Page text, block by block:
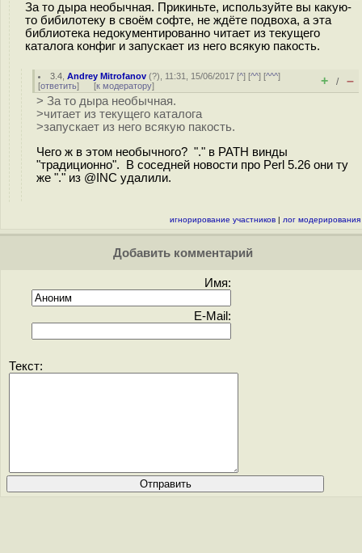
За то дыра необычная. Прикиньте, используйте вы какую-
то бибилотеку в своём софте, не ждёте подвоха, а эта
библиотека недокументированно читает из текущего
каталога конфиг и запускает из него всякую пакость.
3.4 ,Andrey Mitrofanov (?), 11:31, 15/06/2017 [^] [^^] [^^^]
[ответить] [к модератору] + / –
> За то дыра необычная.
>читает из текущего каталога
>запускает из него всякую пакость.
Чего ж в этом необычного? "." в PATH винды
"традиционно". В соседней новости про Perl 5.26 они ту
же "." из @INC удалили.
игнорирование участников | лог модерирования
Добавить комментарий
Имя:
E-Mail:
Текст: